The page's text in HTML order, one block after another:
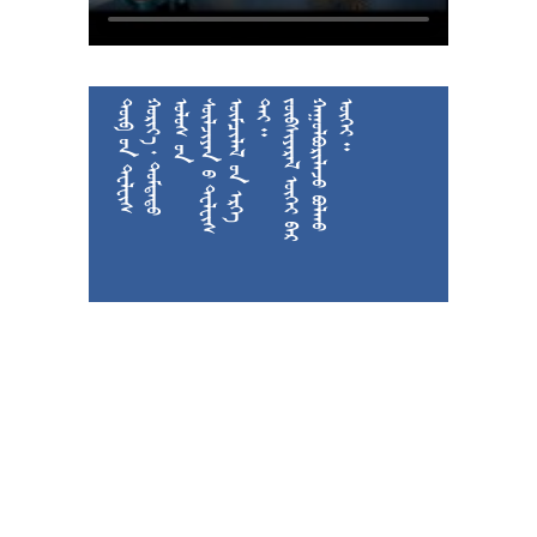

































































  






































 